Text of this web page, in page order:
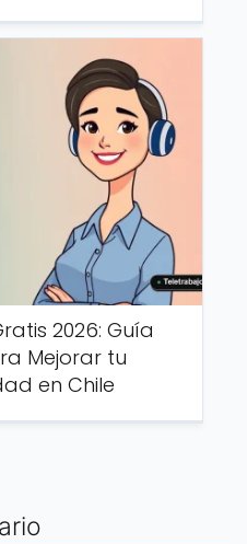
2026: Guía
Mejorar tu
en Chile